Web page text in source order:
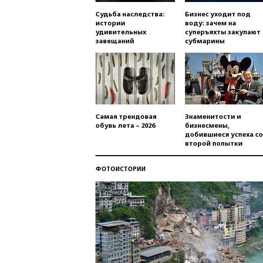
Судьба наследства:
истории
удивительных
завещаний
Бизнес уходит под
воду: зачем на
суперъяхты закупают
субмарины
Самая трендовая
обувь лета – 2026
Знаменитости и
бизнесмены,
добившиеся успеха со
второй попытки
ФОТОИСТОРИИ